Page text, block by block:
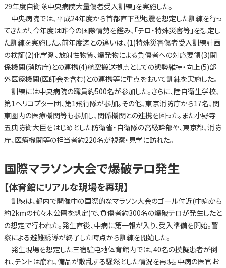
29年度自衛隊中央病院大量傷者受入訓練」を実施した。
中央病院では、平成24年度から首都直下型地震を想定した訓練を行っ
てきたが、今年度は昨今の国際情勢を鑑み、「テロ・特殊災害等」を想定し
た訓練を実施した。前年度迄との違いは、(1)特殊災害傷者受入訓練計画
の検証(2)化学剤、放射性物質、爆発物による負傷者への対応要領(3)関
係機関(消防庁)との連携(4)航空搬送拠点としての態勢維持・向上(5)部
外医療機関(医師会を含む)との連携等に重点をおいて訓練を実施した。
訓練には中央病院の職員約500名が参加した。さらに、陸自衛生学校、
第1ヘリコプター団、第1飛行隊が参加。その他、東京消防庁から17名、関
東圏内の医療機関等も参加し、関係機関との連携を図った。また小野寺
五典防衛大臣をはじめとした防衛省・自衛隊の高級幹部や、東京都、消防
庁、医療機関等の担当者約220名が視察・見学に訪れた。
国際マラソン大会で爆破テロ発生
【体育館にリアルな現場を再現】
訓練は、都内で開催中の国際的なマラソン大会のゴール付近(中病から
約2kmの代々木公園を想定)で、負傷者約300名の爆破テロが発生したと
の想定で行われた。発生直後、中病に第一報が入り、受入準備を開始。警
察による避難誘導が終了した時点から訓練を開始した。
発生現場を想定した三宿駐屯地体育館内では、40名の摸擬患者が倒
れ、テントは崩れ、備品が散乱する騒然とした情況を再現。中病の医官お